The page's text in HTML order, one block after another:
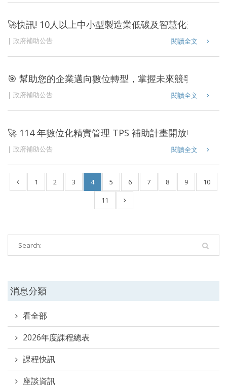
🚀快訊! 10人以上中小型製造業低碳及智慧化升級轉型
政府補助公告 閱讀全文
🎯 幫助您的企業邁向數位轉型，掌握未來競爭優勢！
政府補助公告 閱讀全文
🚀 114 年數位化精實管理 TPS 補助計畫開放申請！ 🚀
政府補助公告 閱讀全文
1 2 3 4 5 6 7 8 9
10
11
消息分類
看全部
2026年度課程總表
課程快訊
座談資訊